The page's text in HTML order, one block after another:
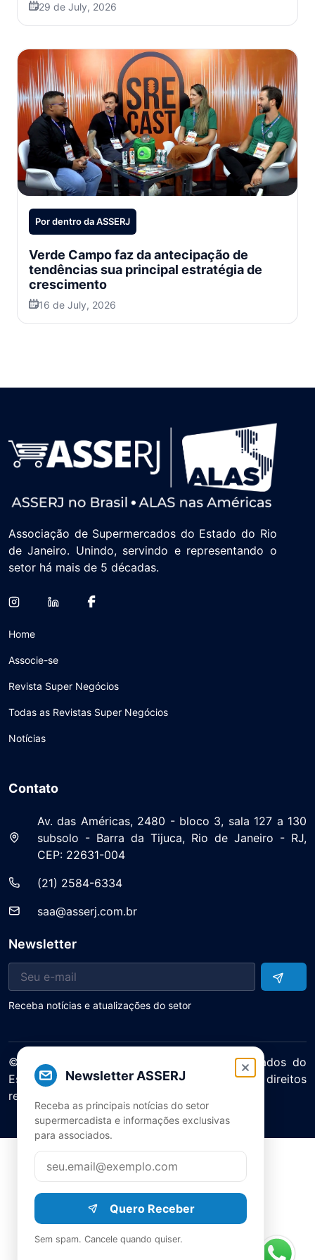
29 de July, 2026
Por dentro da ASSERJ
Verde Campo faz da antecipação de
tendências sua principal estratégia de
crescimento
16 de July, 2026
Newsletter ASSERJ
Receba as principais notícias do setor
supermercadista e informações exclusivas
para associados.
Quero Receber
Sem spam. Cancele quando quiser.
Associação de Supermercados do Estado do Rio
de Janeiro. Unindo, servindo e representando o
setor há mais de 5 décadas.
Home
Associe-se
Revista Super Negócios
Todas as Revistas Super Negócios
Notícias
Contato
Av. das Américas, 2480 - bloco 3, sala 127 a 130
subsolo - Barra da Tijuca, Rio de Janeiro - RJ,
CEP: 22631-004
(21) 2584-6334
saa@asserj.com.br
Newsletter
Receba notícias e atualizações do setor
© 2025 ASERJ – Associação de Supermercados do
Estado do Rio de Janeiro. Todos os direitos
reservados.
Política de Privacidade Termos de Uso